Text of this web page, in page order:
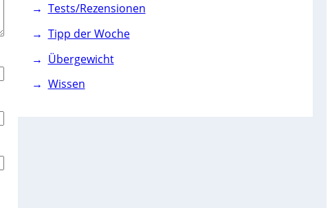
Tests/Rezensionen
Tipp der Woche
Übergewicht
Wissen